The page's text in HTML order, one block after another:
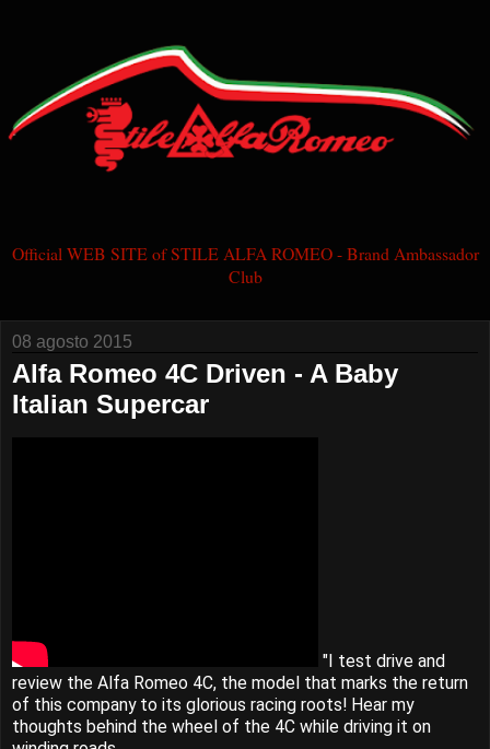
Official WEB SITE of STILE ALFA ROMEO - Brand Ambassador
Club
08 agosto 2015
Alfa Romeo 4C Driven - A Baby
Italian Supercar
"I test drive and
review the Alfa Romeo 4C, the model that marks the return
of this company to its glorious racing roots! Hear my
thoughts behind the wheel of the 4C while driving it on